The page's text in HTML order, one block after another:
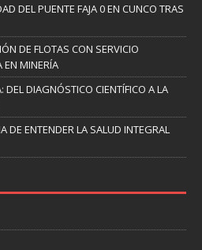
DEL PUENTE FAJA 0 EN CUNCO TRAS
DE FLOTAS CON SERVICIO
EN MINERÍA
DEL DIAGNÓSTICO CIENTÍFICO A LA
DE ENTENDER LA SALUD INTEGRAL